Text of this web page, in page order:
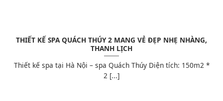
THIẾT KẾ SPA QUÁCH THÚY 2 MANG VẺ ĐẸP NHẸ NHÀNG,
THANH LỊCH
Thiết kế spa tại Hà Nội – spa Quách Thúy Diện tích: 150m2 *
2 [...]